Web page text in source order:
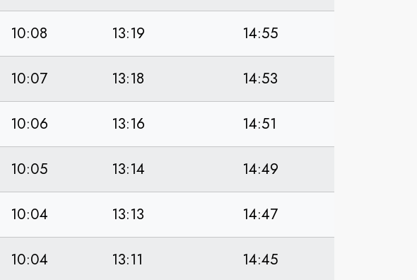
10:08 13:19 14:55
10:07 13:18 14:53
10:06 13:16 14:51
10:05 13:14 14:49
10:04 13:13 14:47
10:04 13:11 14:45